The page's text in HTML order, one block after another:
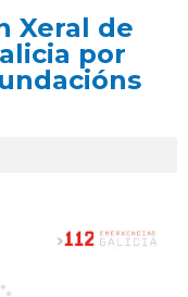
Xeral de
por